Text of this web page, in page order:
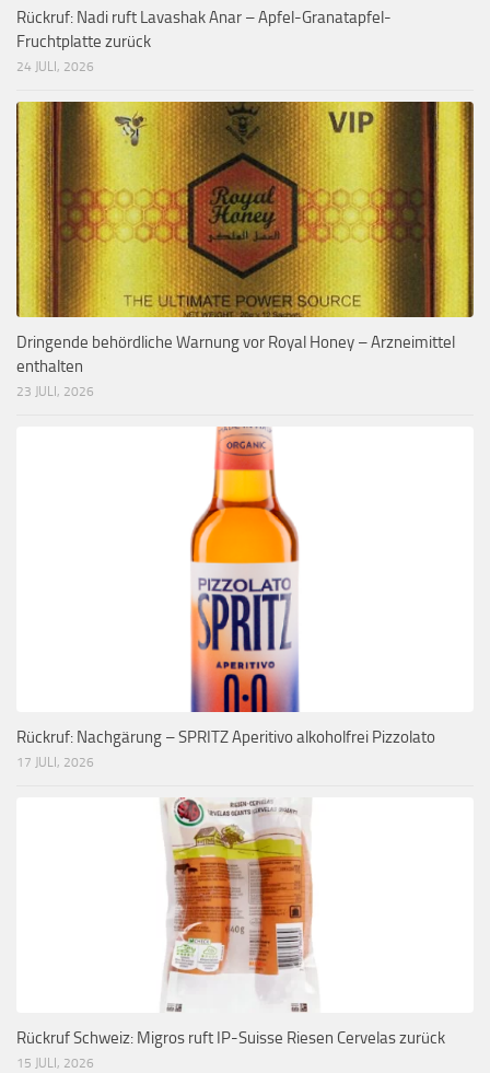
Rückruf: Nadi ruft Lavashak Anar – Apfel-Granatapfel-
Fruchtplatte zurück
24 JULI, 2026
Dringende behördliche Warnung vor Royal Honey – Arzneimittel
enthalten
23 JULI, 2026
Rückruf: Nachgärung – SPRITZ Aperitivo alkoholfrei Pizzolato
17 JULI, 2026
Rückruf Schweiz: Migros ruft IP-Suisse Riesen Cervelas zurück
15 JULI, 2026